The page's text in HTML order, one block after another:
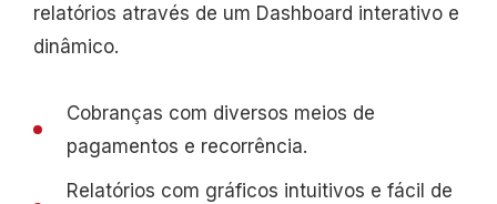
relatórios através de um Dashboard interativo e
dinâmico.
Cobranças com diversos meios de
pagamentos e recorrência.
Relatórios com gráficos intuitivos e fácil de